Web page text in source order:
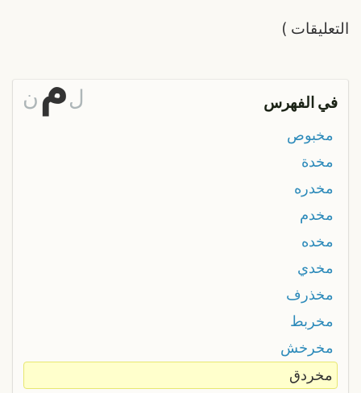
التعليقات )
في الفهرس لمن
مخبوص
مخدة
مخدره
مخدم
مخده
مخدي
مخذرف
مخربط
مخرخش
مخردق